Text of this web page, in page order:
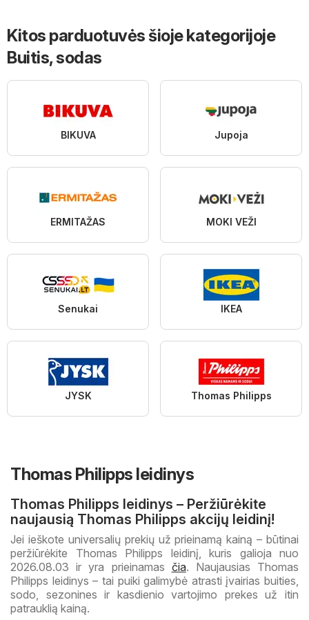
Kitos parduotuvės šioje kategorijoje
Buitis, sodas
BIKUVA Jupoja
ERMITAŽAS MOKI VEŽI
Senukai IKEA
JYSK Thomas Philipps
Thomas Philipps leidinys
Thomas Philipps leidinys – Peržiūrėkite
naujausią Thomas Philipps akcijų leidinį!
Jei ieškote universalių prekių už prieinamą kainą – būtinai
peržiūrėkite Thomas Philipps leidinį, kuris galioja nuo
2026.08.03 ir yra prieinamas čia. Naujausias Thomas
Philipps leidinys – tai puiki galimybė atrasti įvairias buities,
sodo, sezonines ir kasdienio vartojimo prekes už itin
patrauklią kainą.